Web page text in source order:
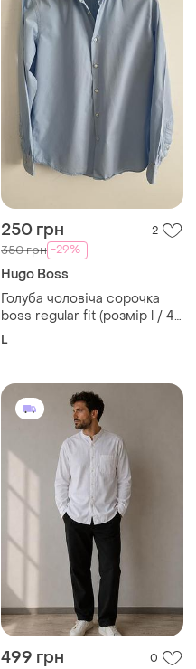
250 грн 2
350 грн -29%
Hugo Boss
Голуба чоловіча сорочка
boss regular fit (розмір l / 41)
оригінал
L
499 грн 0